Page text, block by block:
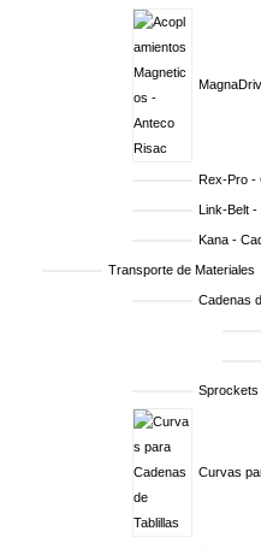
Rex-Pro -
Link-Belt -
Kana -
Transporte de Materiales
Cadenas
Sprockets
Curvas